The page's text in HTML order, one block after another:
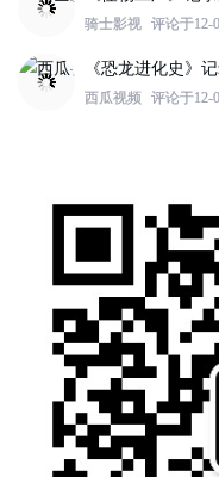
骑士影视 评论于12-
《恐龙进化史》记录片无
西瓜视频 评论于12-